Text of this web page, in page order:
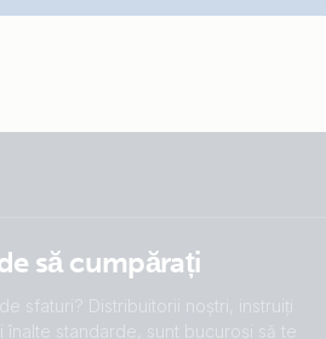
să cumpărați
sfaturi? Distribuitorii noștri, instruiți
înalte standarde, sunt bucuroși să te